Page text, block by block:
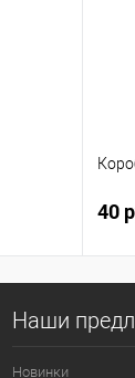
40
Наши
Новинки